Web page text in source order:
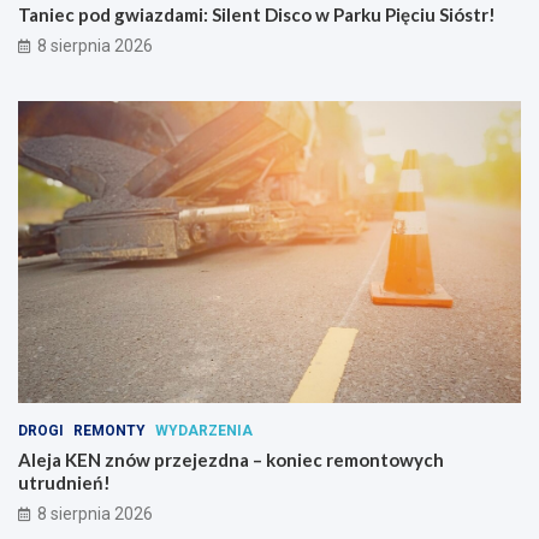
j
i
y
c
h
o
k
t
y
n
y
c
h
Taniec pod gwiazdami: Silent Disco w Parku Pięciu Sióstr!
8 sierpnia 2026
DROGI REMONTY WYDARZENIA
Aleja KEN znów przejezdna – koniec remontowych
utrudnień!
8 sierpnia 2026